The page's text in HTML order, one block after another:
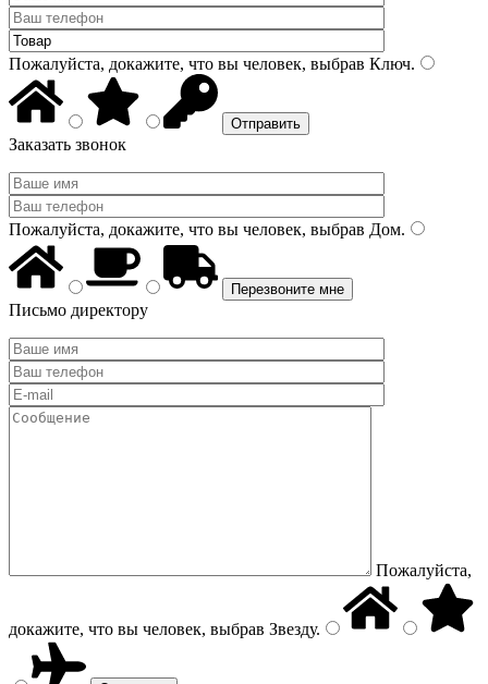
Пожалуйста, докажите, что вы человек, выбрав Ключ.
Заказать звонок
Пожалуйста, докажите, что вы человек, выбрав Дом.
Письмо директору
Пожалуйста,
докажите, что вы человек, выбрав Звезду.